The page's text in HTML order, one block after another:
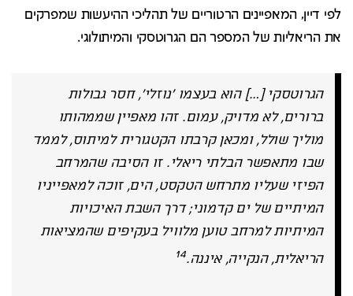
לפי דיין, המאפיינים הרטוריים של תהליכי ההיעשות שמפרקים
את הריאליות של המספר הם הגרוטסקי והמיתולוגי.
הגרוטסקי […] הוא בעצמו 'נוזלי', חסר גבולות
ברורים, לא מדויק, עמום. זהו מאפיין שממהותו
מוליך שולל, ומכאן קרבתו הקטגורית למיתוס, לממד
שבו מתאפשר הבלתי ריאלי. זו הסיבה שהמרחב
הפיזי שעליו מתרחש הטקסט, הים, זוכה למאפייניו
המיתיים של ים קדמוני;דרך השבת האיכויות
המיתיות למרחב טוען מלוויל בעקיפים שהמציאות
הריאלית, הנקייה, איננה.14